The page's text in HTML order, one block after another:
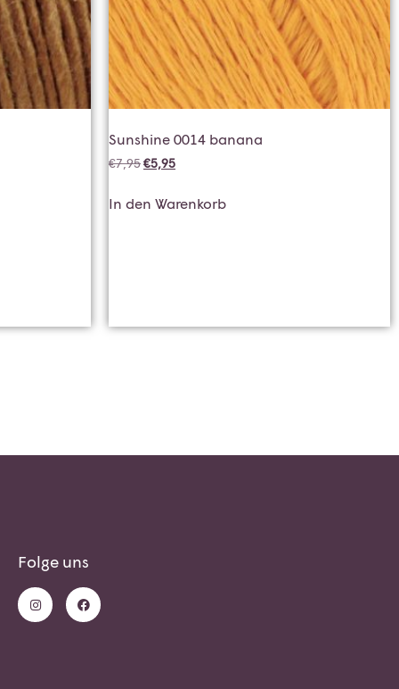
Sunshine 0014 banana
€7,95€5,95
In den Warenkorb
Folge uns